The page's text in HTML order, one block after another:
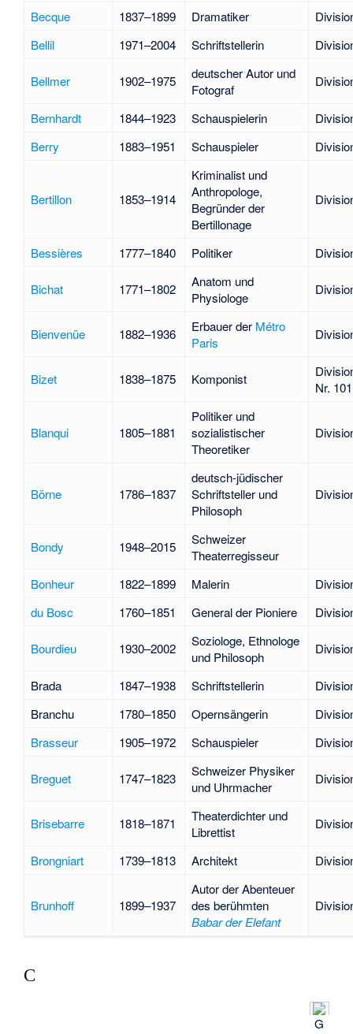
Becque
1837–1899 Dramatiker
Bellil
1971–2004 Schriftstellerin
Bellmer 1902–1975
deutscher Autor und
Fotograf
Bernhardt 1844–1923 Schauspielerin
Berry
1883–1951 Schauspieler
Bertillon 1853–1914
Kriminalist und
Anthropologe,
Begründer der
Bertillonage
Bessières 1777–1840 Politiker
Bichat 1771–1802
Anatom und
Physiologe
Bienvenüe 1882–1936 Erbauer der Métro
Paris
Bizet 1838–1875 Komponist
Nr. 101
Blanqui 1805–1881
Politiker und
sozialistischer
Theoretiker
Börne 1786–1837
deutsch-jüdischer
Schriftsteller und
Philosoph
Bondy 1948–2015
Schweizer
Theaterregisseur
Bonheur
1822–1899 Malerin
du Bosc
1760–1851 General der Pioniere
Bourdieu 1930–2002
Soziologe, Ethnologe
und Philosoph
Brada 1847–1938 Schriftstellerin
Branchu
1780–1850 Opernsängerin
Brasseur
1905–1972 Schauspieler
Breguet 1747–1823
Schweizer Physiker
und Uhrmacher
Brisebarre 1818–1871
Theaterdichter und
Librettist
Brongniart 1739–1813 Architekt
Brunhoff 1899–1937
Autor der Abenteuer
des berühmten
Babar der Elefant
C
G